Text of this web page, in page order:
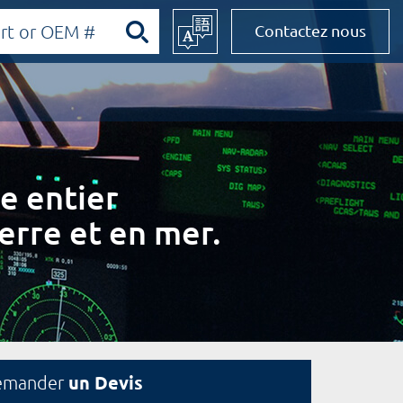
Contactez nous
entier
et en mer.
un Devis